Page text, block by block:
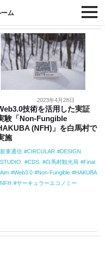
ム
2023年4月28日
技術を活用した実証
験「Non-Fungible
(NFH)」を白馬村で
施
新東通信 CIRCULAR
DESIGN
STUDIO.
CDS. 白馬村観光局
Final
Aim
Web3.0 Non-Fungible
HAKUBA
NFH
サーキュラーエコノミー